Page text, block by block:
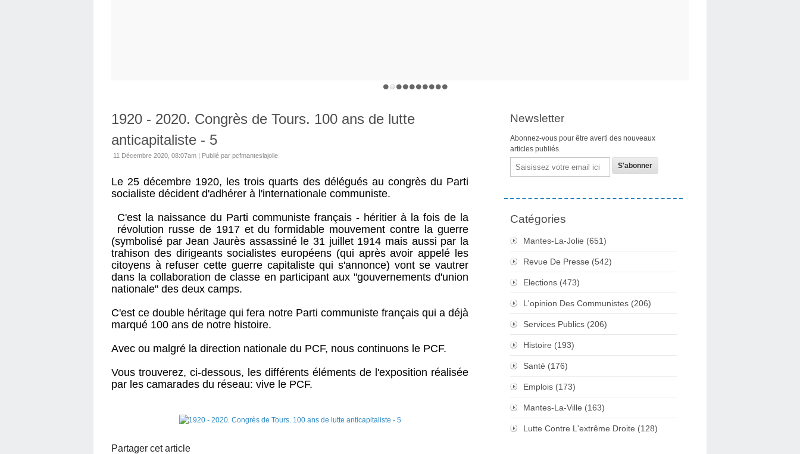
1920 - 2020. Congrès de Tours. 100 ans de lutte
anticapitaliste - 5
11 Décembre 2020, 08:07am | Publié par pcfmanteslajolie
Le 25 décembre 1920, les trois quarts des délégués au congrès du Parti
socialiste décident d'adhérer à l'internationale communiste.
C'est la naissance du Parti communiste français - héritier à la fois de la
révolution russe de 1917 et du formidable mouvement contre la guerre
(symbolisé par Jean Jaurès assassiné le 31 juillet 1914 mais aussi par la
trahison des dirigeants socialistes européens (qui après avoir appelé les
citoyens à refuser cette guerre capitaliste qui s'annonce) vont se vautrer
dans la collaboration de classe en participant aux "gouvernements d'union
nationale" des deux camps.
C'est ce double héritage qui fera notre Parti communiste français qui a déjà
marqué 100 ans de notre histoire.
Avec ou malgré la direction nationale du PCF, nous continuons le PCF.
Vous trouverez, ci-dessous, les différents éléments de l'exposition réalisée
par les camarades du réseau: vive le PCF.
Partager cet article
Newsletter
Abonnez-vous pour être averti des nouveaux
articles publiés.
Email
Catégories
Mantes-La-Jolie (651)
Revue De Presse (542)
Elections (473)
L'opinion Des Communistes (206)
Services Publics (206)
Histoire (193)
Santé (176)
Emplois (173)
Mantes-La-Ville (163)
Lutte Contre L'extrême Droite (128)